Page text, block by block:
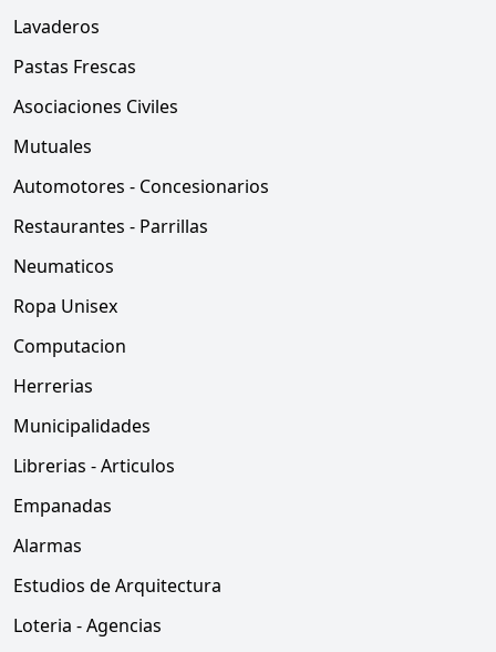
Lavaderos
Pastas Frescas
Asociaciones Civiles
Mutuales
Automotores - Concesionarios
Restaurantes - Parrillas
Neumaticos
Ropa Unisex
Computacion
Herrerias
Municipalidades
Librerias - Articulos
Empanadas
Alarmas
Estudios de Arquitectura
Loteria - Agencias